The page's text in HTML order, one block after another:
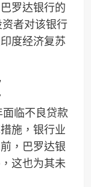
罗达银行的
者对该银行
度经济复苏
临不良贷款
施，银行业
，巴罗达银
这也为其未